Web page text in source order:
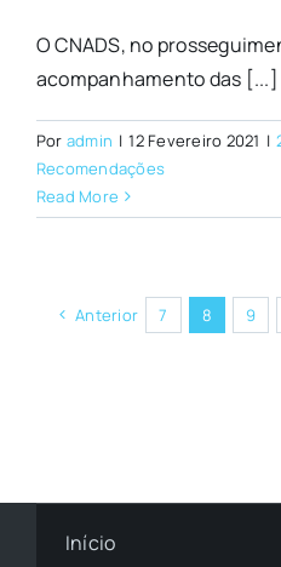
O CNADS, no
acompanhamento das [...]
Por admin | 12 Fevereiro 2021 |
Recomendações
Read More
Anterior 7 8 9
Início